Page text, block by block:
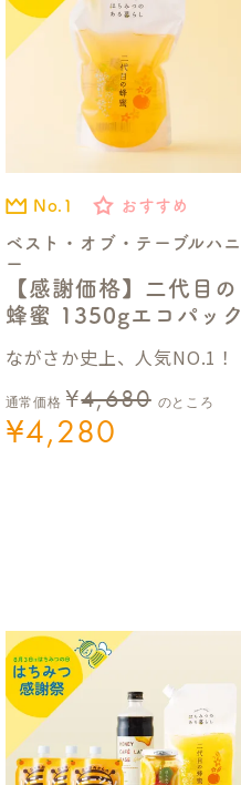
No.1 おすすめ
ベスト・オブ・テーブルハニ
ー
【感謝価格】二代目の
蜂蜜 1350gエコパック
ながさか史上、人気NO.1！
通常価格 ¥4,680 のところ
¥4,280